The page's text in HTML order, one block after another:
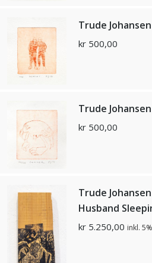
Trude
kr 500,00
Trude
kr 500,00
Trude
Husband
kr 5.250,00 inkl.